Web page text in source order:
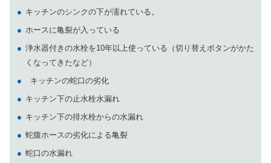
キッチンのシンクの下が濡れている。
ホースに亀裂が入っている
浄水器付きの水栓を10年以上使っている（切り替えボタンがかた
くなってきたなど）
キッチンの蛇口の劣化
キッチン下の止水栓水漏れ
キッチン下の排水栓からの水漏れ
蛇腹ホースの劣化による亀裂
蛇口の水漏れ